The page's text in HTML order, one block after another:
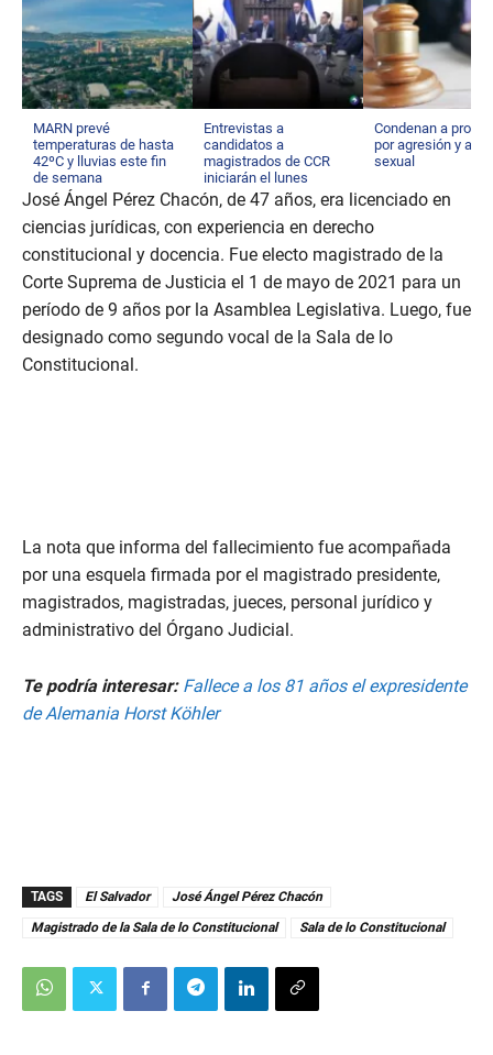
MARN prevé
temperaturas de hasta
42ºC y lluvias este fin
de semana
Entrevistas a
candidatos a
magistrados de CCR
iniciarán el lunes
Condenan a
por agresión y
sexual
José Ángel Pérez Chacón, de 47 años, era licenciado en
ciencias jurídicas, con experiencia en derecho
constitucional y docencia. Fue electo magistrado de la
Corte Suprema de Justicia el 1 de mayo de 2021 para un
período de 9 años por la Asamblea Legislativa. Luego, fue
designado como segundo vocal de la Sala de lo
Constitucional.
La nota que informa del fallecimiento fue acompañada
por una esquela firmada por el magistrado presidente,
magistrados, magistradas, jueces, personal jurídico y
administrativo del Órgano Judicial.
Te podría interesar: Fallece a los 81 años el expresidente
de Alemania Horst Köhler
TAGS El Salvador
José Ángel Pérez Chacón
Magistrado de la Sala de lo Constitucional
Sala de lo Constitucional